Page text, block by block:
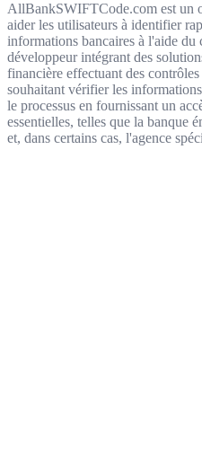
AllBankSWIFTCode.com est un
aider les utilisateurs à identifier
informations bancaires à l'aide
développeur intégrant des
financière effectuant des
souhaitant vérifier les
le processus en fournissant un
essentielles, telles que la banque
et, dans certains cas, l'agence